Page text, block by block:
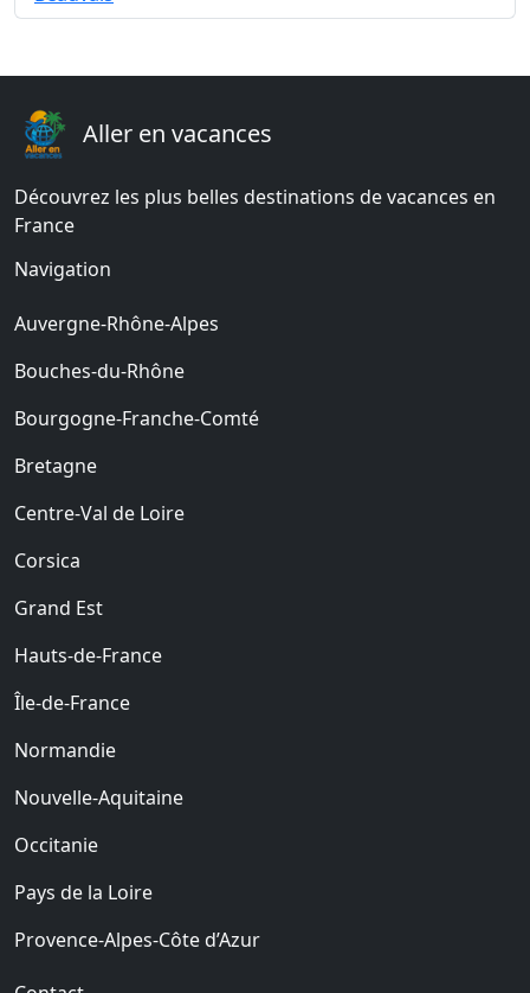
Aller en vacances
Découvrez les plus belles destinations de vacances en
France
Navigation
Auvergne-Rhône-Alpes
Bouches-du-Rhône
Bourgogne-Franche-Comté
Bretagne
Centre-Val de Loire
Corsica
Grand Est
Hauts-de-France
Île-de-France
Normandie
Nouvelle-Aquitaine
Occitanie
Pays de la Loire
Provence-Alpes-Côte d’Azur